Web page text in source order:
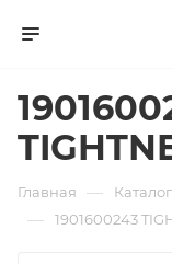
Главная — Каталог
— 1901600243